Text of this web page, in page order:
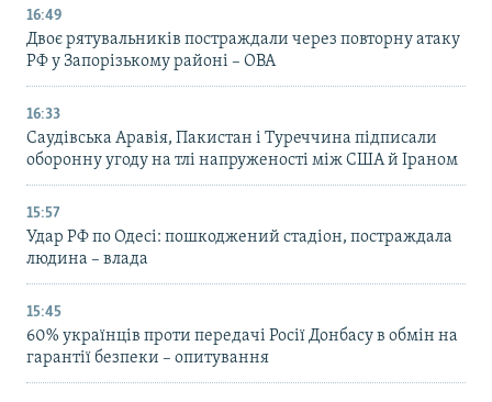
16:49
Двоє рятувальників постраждали через повторну атаку
РФ у Запорізькому районі – ОВА
16:33
Саудівська Аравія, Пакистан і Туреччина підписали
оборонну угоду на тлі напруженості між США й Іраном
15:57
Удар РФ по Одесі: пошкоджений стадіон, постраждала
людина – влада
15:45
60% українців проти передачі Росії Донбасу в обмін на
гарантії безпеки – опитування